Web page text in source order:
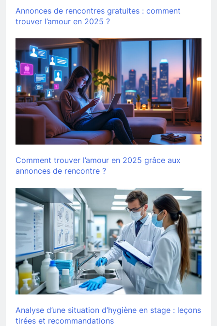
Annonces de rencontres gratuites : comment
trouver l’amour en 2025 ?
Comment trouver l’amour en 2025 grâce aux
annonces de rencontre ?
Analyse d’une situation d’hygiène en stage : leçons
tirées et recommandations